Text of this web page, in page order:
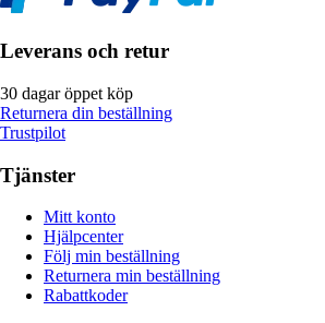
Leverans och retur
30 dagar öppet köp
Returnera din beställning
Trustpilot
Tjänster
Mitt konto
Hjälpcenter
Följ min beställning
Returnera min beställning
Rabattkoder